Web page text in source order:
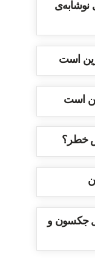
نوشابه‌ی
است
است
خطر؟
جکسون و